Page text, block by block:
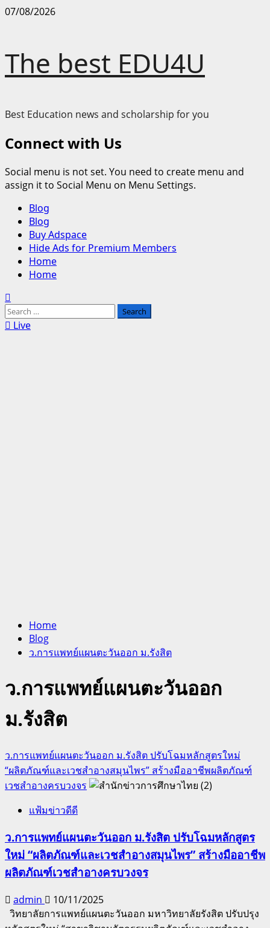
Skip
07/08/2026
The best EDU4U
Best Education news and scholarship for you
Connect with Us
Social menu is not set. You need to create menu and
assign it to Social Menu on Menu Settings.
Primary
Menu
Blog
Blog
Buy Adspace
Hide Ads for Premium Members
Home
Home
Search
for:Live
Home
Blog
ว.การแพทย์แผนตะวันออก ม.รังสิต
ว.การแพทย์แผนตะวันออก
ม.รังสิต
ว.การแพทย์แผนตะวันออก ม.รังสิต ปรับโฉมหลักสูตรใหม่
“ผลิตภัณฑ์และเวชสำอางสมุนไพร” สร้างมืออาชีพผลิตภัณฑ์
เวชสำอางครบวงจร
แฟ้มข่าวดีดี
ว.การแพทย์แผนตะวันออก ม.รังสิต ปรับโฉมหลักสูตร
ใหม่ “ผลิตภัณฑ์และเวชสำอางสมุนไพร” สร้างมืออาชีพ
ผลิตภัณฑ์เวชสำอางครบวงจร
admin
10/11/2025
วิทยาลัยการแพทย์แผนตะวันออก มหาวิทยาลัยรังสิต ปรับปรุง